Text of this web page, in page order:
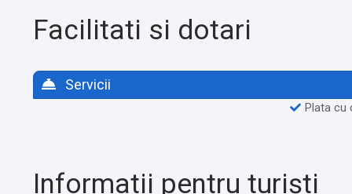
Facilitati si dotari
Servicii
Plata cu
Informatii pentru turiști